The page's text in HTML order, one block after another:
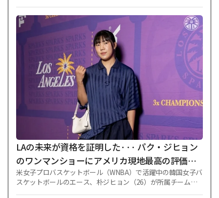
ターでわずか10万ドル（1億4200万ウォン）で迎え入れた王延
清（25）だ。 王燕青は21試合で110⅓イニングを消化し、10
勝4敗、平均自責点（ERA）3.34を記録している。 今月4日、
三星ライオンズ戦で6イニング無失点の好投を見せ、10勝を達
成し、アジアクォーターで初めて二桁の勝利を記録した選手
として歴史に名を残した。 さらに、王燕青は林賛圭（イム·チ
ャンギュ、LG）とともに最多勝1位タイにも上がった。 ERA
は5位、勝率（0.714）4位タイ、イニング6位など、投手指標
の上位に名を飾っている。 昨年33勝を合作した外国人デュオ
のコーディ·ポンセ（トロント·ブルージェイズ）とライアン·
ワイス（ヒューストン·アストロズ）を擁するハンファは、柳
賢振（リュ·ヒョンジン）、文東柱（ムン·ドンジュ）につなが
る最強の先発陣を構築し、韓国シリーズまで進出した。 しか
し、今季2人の投手が大リーグに移籍し、状況が急変した。 柳
賢
LAの未来が資格を証明した··· パク・ジヒョン
のワンマンショーにアメリカ現地最高の評価
『A』
米女子プロバスケットボール（WNBA）で活躍中の韓国女子バ
スケットボールのエース、朴ジヒョン（26）が所属チームのL